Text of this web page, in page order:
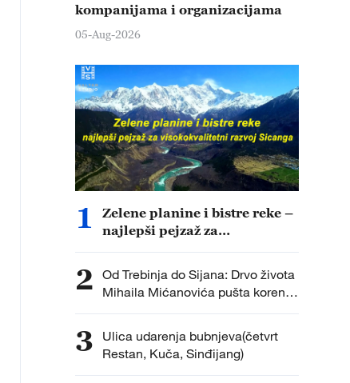
kompanijama i organizacijama
05-Aug-2026
1
Zelene planine i bistre reke –
najlepši pejzaž za
2 Od Trebinja do Sijana: Drvo života
Mihaila Mićanovića pušta korenje
u Kini
3
Ulica udarenja bubnjeva(četvrt
Restan, Kuča, Sinđijang)